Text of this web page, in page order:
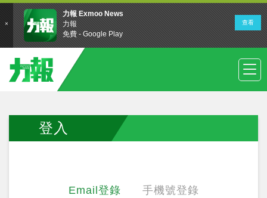
登入
Email登錄 手機號登錄